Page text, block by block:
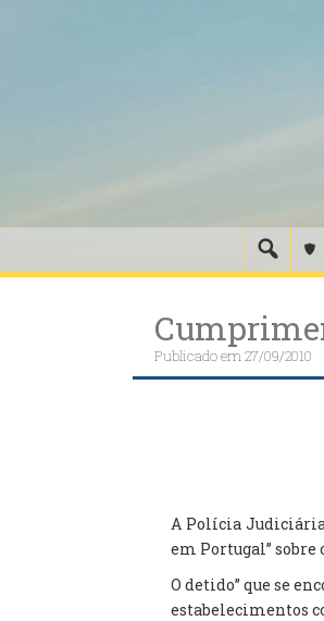
Publicado em27/09/2010
A Polícia
em Portugal”
O detido” que se
estabelecimentos